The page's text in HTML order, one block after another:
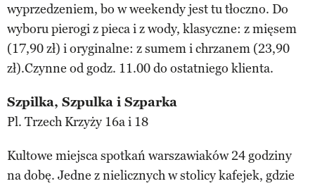
wyprzedzeniem, bo w weekendy jest tu tłoczno. Do
wyboru pierogi z pieca i z wody, klasyczne: z mięsem
(17,90 zł) i oryginalne: z sumem i chrzanem (23,90
zł).Czynne od godz. 11.00 do ostatniego klienta.
Szpilka, Szpulka i Szparka
Pl. Trzech Krzyży 16a i 18
Kultowe miejsca spotkań warszawiaków 24 godziny
na dobę. Jedne z nielicznych w stolicy kafejek, gdzie